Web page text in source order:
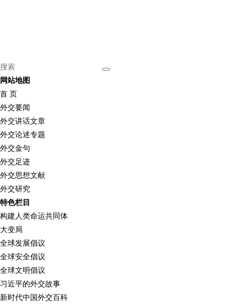
网站地图
首 页
外交要闻
外交讲话文章
外交论述专题
外交金句
外交足迹
外交思想文献
外交研究
特色栏目
构建人类命运共同体
大变局
全球发展倡议
全球安全倡议
全球文明倡议
习近平的外交故事
新时代中国外交百科